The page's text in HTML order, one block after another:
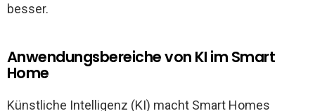
besser.
Anwendungsbereiche von KI im Smart
Home
Künstliche Intelligenz (KI) macht Smart Homes